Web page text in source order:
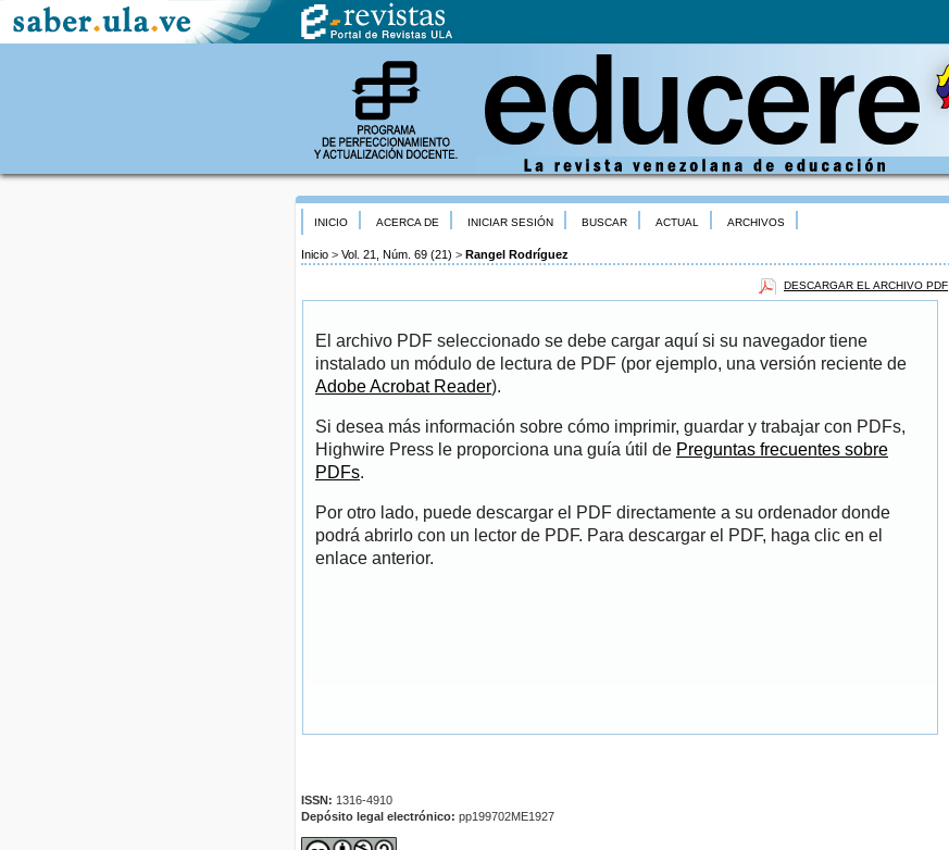
INICIO ACERCA DE INICIAR SESIÓN BUSCAR ACTUAL ARCHIVOS
Inicio > Vol. 21, Núm. 69 (21) > Rangel Rodríguez
DESCARGAR EL ARCHIVO PDF
El archivo PDF seleccionado se debe cargar aquí si su navegador tiene
instalado un módulo de lectura de PDF (por ejemplo, una versión reciente de
Adobe Acrobat Reader).
Si desea más información sobre cómo imprimir, guardar y trabajar con PDFs,
Highwire Press le proporciona una guía útil de Preguntas frecuentes sobre
PDFs.
Por otro lado, puede descargar el PDF directamente a su ordenador donde
podrá abrirlo con un lector de PDF. Para descargar el PDF, haga clic en el
enlace anterior.
ISSN: 1316-4910
Depósito legal electrónico: pp199702ME1927